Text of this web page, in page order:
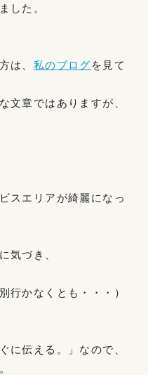
した。
は、 私のブログ を見て
文章ではありますが、
スエリアが綺麗になっ
気づき、
行かなくとも・・・）
に伝える。」なので、